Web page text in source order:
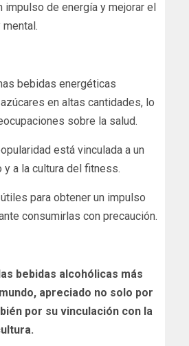
impulso de energía y mejorar el
bebidas energéticas
en altas cantidades, lo
sobre la salud.
está vinculada a un
a la cultura del fitness.
para obtener un impulso
consumirlas con precaución.
bebidas alcohólicas más
apreciado no solo por
por su vinculación con la